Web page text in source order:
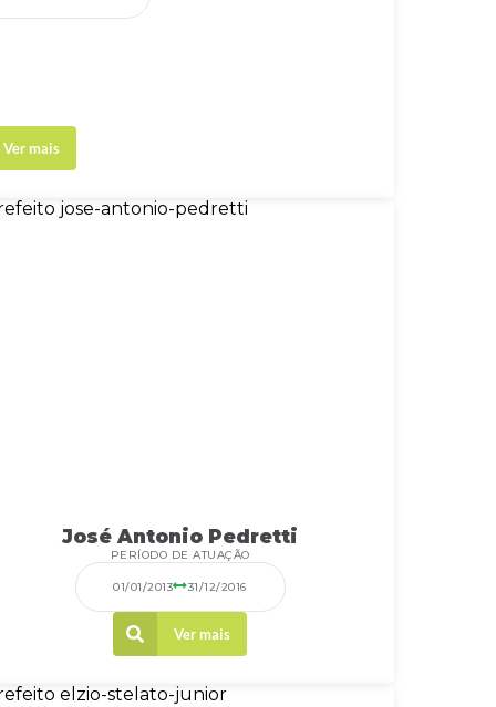
Ver mais
José Antonio Pedretti
PERÍODO DE ATUAÇÃO
01/01/2013 31/12/2016
Ver mais